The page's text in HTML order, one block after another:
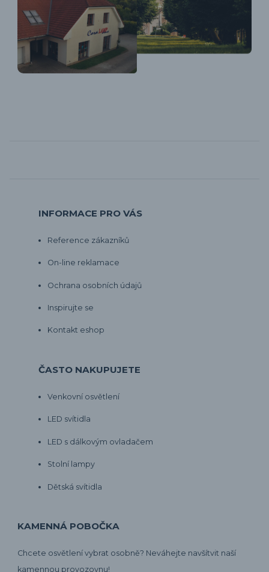
INFORMACE PRO VÁS
Reference zákazníků
On-line reklamace
Ochrana osobních údajů
Inspirujte se
Kontakt eshop
ČASTO NAKUPUJETE
Venkovní osvětlení
LED svítidla
LED s dálkovým ovladačem
Stolní lampy
Dětská svítidla
KAMENNÁ POBOČKA
Chcete osvětlení vybrat osobně? Neváhejte navšítvit naší
kamennou provozovnu!